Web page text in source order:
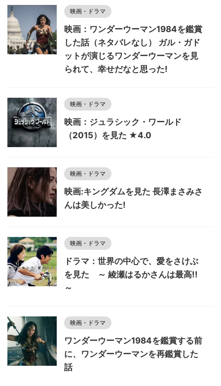
映画・ドラマ
映画：ワンダーウーマン1984を鑑賞
した話（ネタバレなし） ガル・ガド
ットが演じるワンダーウーマンを見
られて、幸せだなと思った!
映画・ドラマ
映画：ジュラシック・ワールド
（2015）を見た ★4.0
映画・ドラマ
映画:キングダムを見た 長澤まさみさ
んは美しかった!
映画・ドラマ
ドラマ：世界の中心で、愛をさけぶ
を見た ～ 綾瀬はるかさんは最高!!
～
映画・ドラマ
ワンダーウーマン1984を鑑賞する前
に、ワンダーウーマンを再鑑賞した
話